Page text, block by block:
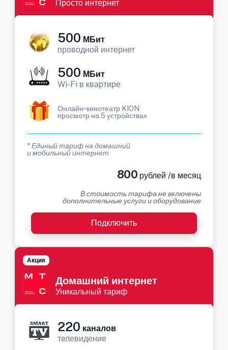
Просто интернет
500 МБит
проводной интернет
500 МБит
Wi-Fi в квартире
Онлайн-кинотеатр KION
просмотр на 5 устройствах
* Единый тариф на домашний
и мобильный интернет
800 рублей /в месяц
В стоимость тарифа не включены
дополнительные услуги и оборудование
Подключить
Домашний интернет
Уникальный тариф
Акция
220 каналов
телевидение